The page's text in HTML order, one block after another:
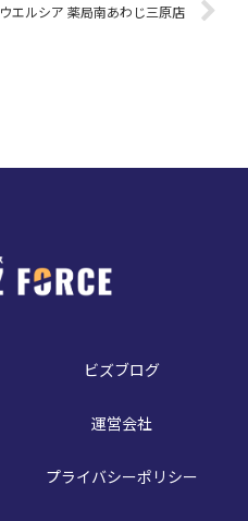
ウエルシア 薬局南あわじ三原店
ビズブログ
運営会社
プライバシーポリシー